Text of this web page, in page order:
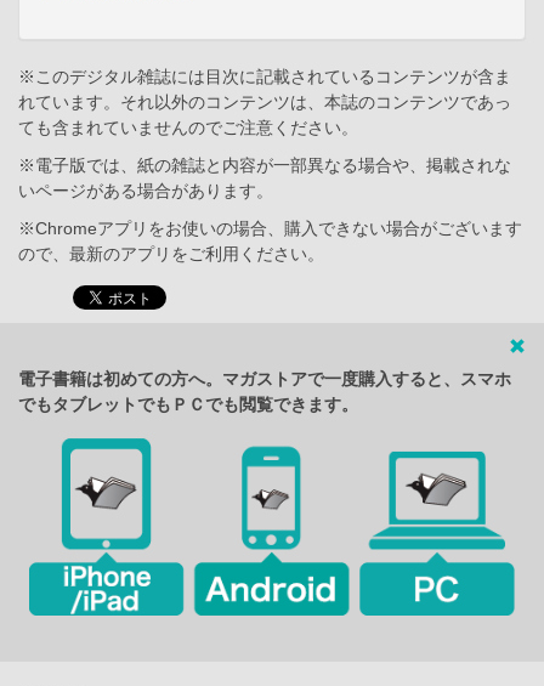
※このデジタル雑誌には目次に記載されているコンテンツが含ま
れています。それ以外のコンテンツは、本誌のコンテンツであっ
ても含まれていませんのでご注意ください。
※電子版では、紙の雑誌と内容が一部異なる場合や、掲載されな
いページがある場合があります。
※Chromeアプリをお使いの場合、購入できない場合がございます
ので、最新のアプリをご利用ください。
電子書籍は初めての方へ。マガストアで一度購入すると、スマホ
でもタブレットでもＰＣでも閲覧できます。